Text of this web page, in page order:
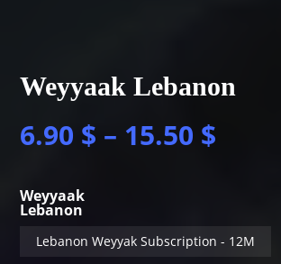
Weyyaak Lebanon
6.90 $ – 15.50 $
Weyyaak
Lebanon
Lebanon Weyyak Subscription - 12M